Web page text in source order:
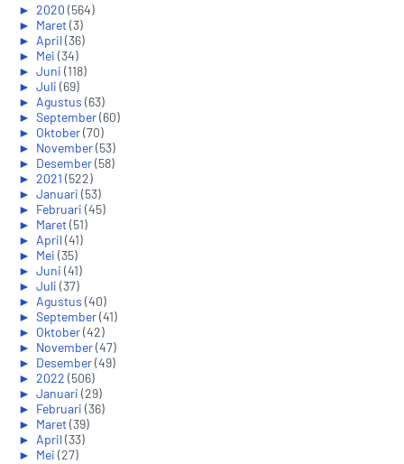
► 2020 (564)
► Maret(3)
► April(36)
► Mei (34)
► Juni (118)
► Juli (69)
► Agustus (63)
► September(60)
► Oktober(70)
► November(53)
► Desember(58)
► 2021 (522)
► Januari (53)
► Februari (45)
► Maret(51)
► April(41)
► Mei (35)
► Juni (41)
► Juli (37)
► Agustus (40)
► September(41)
► Oktober(42)
► November(47)
► Desember(49)
► 2022 (506)
► Januari (29)
► Februari (36)
► Maret(39)
► April(33)
► Mei (27)